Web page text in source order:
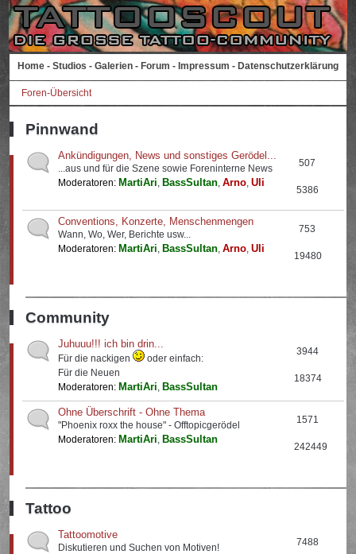
Home - Studios - Galerien - Forum - Impressum - Datenschutzerklärung
Foren-Übersicht
Pinnwand
Ankündigungen, News und sonstiges Gerödel...
...aus und für die Szene sowie Foreninterne News
Moderatoren: MartiAri, BassSultan,Arno,Uli
507
5386
Conventions, Konzerte, Menschenmengen
Wann, Wo, Wer, Berichte usw...
Moderatoren: MartiAri, BassSultan,Arno,Uli
753
19480
Community
Juhuuu!!! ich bin drin...
Für die nackigen
oder einfach:
Für die Neuen
Moderatoren: MartiAri, BassSultan
3944
18374
Ohne Überschrift - Ohne Thema
"Phoenix roxx the house" - Offtopicgerödel
Moderatoren: MartiAri, BassSultan
1571
242449
Tattoo
Tattoomotive
Diskutieren und Suchen von Motiven!
7488